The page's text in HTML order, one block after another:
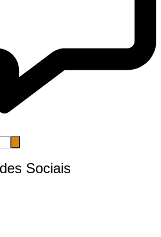
Sociais